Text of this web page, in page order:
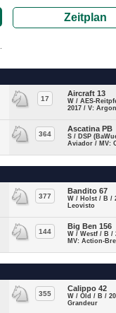
Zeitplan
17
Aircraft 13
W / AES-
2017 / V:
364
Ascatina PB
S / DSP
Aviador / MV:
377
Bandito 67
W / Holst / B /
Leovisto
144
Big Ben 156
W / Westf / B /
MV: Action-
355
Calippo 42
W / Old / B /
Grandeur